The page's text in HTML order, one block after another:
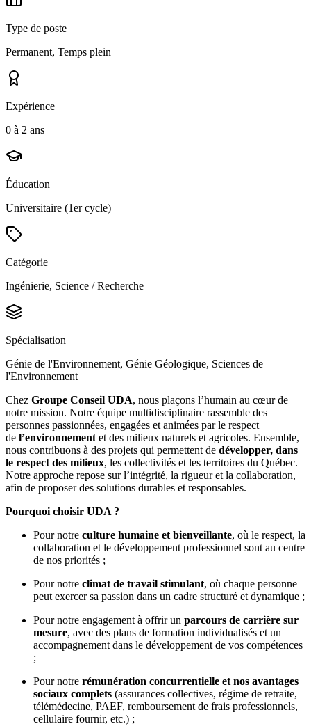
Type de poste
Permanent, Temps plein
Expérience
0 à 2 ans
Éducation
Universitaire (1er cycle)
Catégorie
Ingénierie, Science / Recherche
Spécialisation
Génie de l'Environnement, Génie Géologique, Sciences de
l'Environnement
Chez Groupe Conseil UDA, nous plaçons l’humain au cœur de
notre mission. Notre équipe multidisciplinaire rassemble des
personnes passionnées, engagées et animées par le respect
de l’environnement et des milieux naturels et agricoles. Ensemble,
nous contribuons à des projets qui permettent de développer, dans
le respect des milieux, les collectivités et les territoires du Québec.
Notre approche repose sur l’intégrité, la rigueur et la collaboration,
afin de proposer des solutions durables et responsables.
Pourquoi choisir UDA ?
Pour notre culture humaine et bienveillante, où le respect, la
collaboration et le développement professionnel sont au centre
de nos priorités ;
Pour notre climat de travail stimulant, où chaque personne
peut exercer sa passion dans un cadre structuré et dynamique ;
Pour notre engagement à offrir un parcours de carrière sur
mesure, avec des plans de formation individualisés et un
accompagnement dans le développement de vos compétences
;
Pour notre rémunération concurrentielle et nos avantages
sociaux complets (assurances collectives, régime de retraite,
télémédecine, PAEF, remboursement de frais professionnels,
cellulaire fournir, etc.) ;